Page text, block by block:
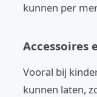
kunnen per
Accessoires
Vooral bij
kunnen laten,